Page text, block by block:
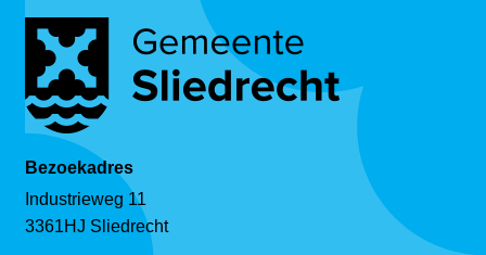
Bezoekadres
Industrieweg 11
3361HJ Sliedrecht